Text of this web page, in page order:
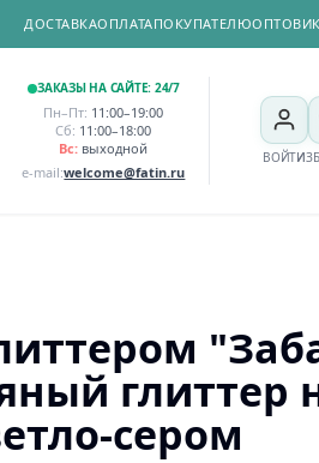
ДОСТАВКАОПЛАТАПОКУПАТЕЛЮ
ЗАКАЗЫ НА САЙТЕ: 24/7
Пн–Пт: 11:00–19:00
Сб: 11:00–18:00
Вс: выходной
e-mail:welcome@fatin.ru
ВОЙТИ
глиттер
сером